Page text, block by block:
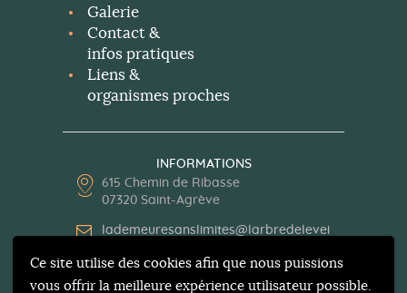
Ce site utilise des cookies afin que nous puissions
vous offrir la meilleure expérience utilisateur possible.
Galerie
Contact &
infos pratiques
Liens &
organismes proches
INFORMATIONS
615 Chemin de Ribasse
07320 Saint-Agrève
lademeuresanslimites@larbredelevei
04 75 30 13 62